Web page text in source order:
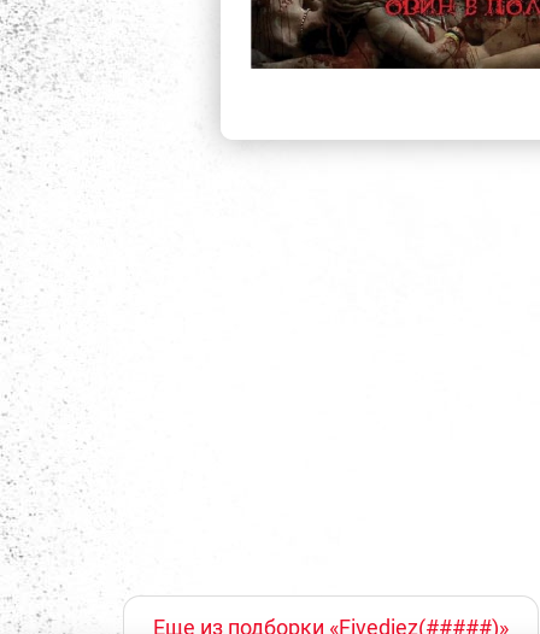
Еще из подборки «Fivediez(#####)»